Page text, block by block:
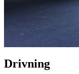
Drivning